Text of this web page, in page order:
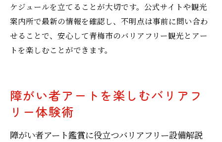
ケジュールを立てることが大切です。公式サイトや観光
案内所で最新の情報を確認し、不明点は事前に問い合わ
せることで、安心して青梅市のバリアフリー観光とアー
トを楽しむことができます。
障がい者アートを楽しむバリアフ
リー体験術
障がい者アート鑑賞に役立つバリアフリー設備解説